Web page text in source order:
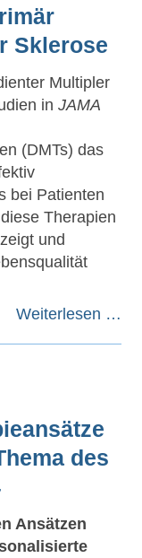
Sklerose
Multipler
in JAMA
(DMTs) das
bei Patienten
Therapien
und
Weiterlesen …
des
Ansätzen